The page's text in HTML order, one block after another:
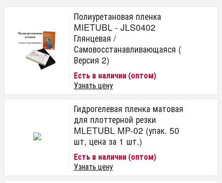
Полиуретановая пленка
MIETUBL - JLS0402
Глянцевая /
Самовосстанавливающаяся (
Версия 2)
Есть в наличии (оптом)
Узнать цену
Гидрогелевая пленка матовая
для плоттерной резки
MLETUBL MP-02 (упак. 50
шт, цена за 1 шт.)
Есть в наличии (оптом)
Узнать цену